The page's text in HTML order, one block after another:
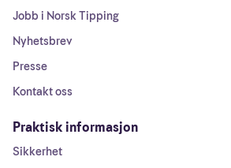
Jobb i Norsk Tipping
Nyhetsbrev
Presse
Kontakt oss
Praktisk informasjon
Sikkerhet